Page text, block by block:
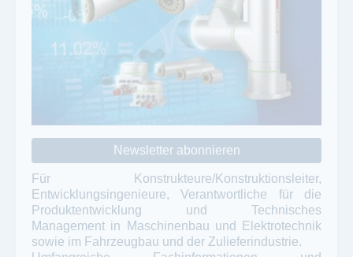
Newsletter abonnieren
Für Konstrukteure/Konstruktionsleiter,
Entwicklungsingenieure, Verantwortliche für die
Produktentwicklung und Technisches
Management in Maschinenbau und Elektrotechnik
sowie im Fahrzeugbau und der Zulieferindustrie.